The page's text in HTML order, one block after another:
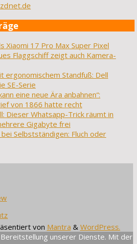
zdnet.de
Xiaomi 17 Pro Max Super Pixel
Flaggschiff zeigt auch Kamera-
ergonomischem Standfuß: Dell
SE-Serie
eine neue Ära anbahnen“:
von 1866 hatte recht
Dieser Whatsapp-Trick räumt in
Gigabyte frei
Selbstständigen: Fluch oder
von Mantra & WordPress.
unserer Dienste. Mit der